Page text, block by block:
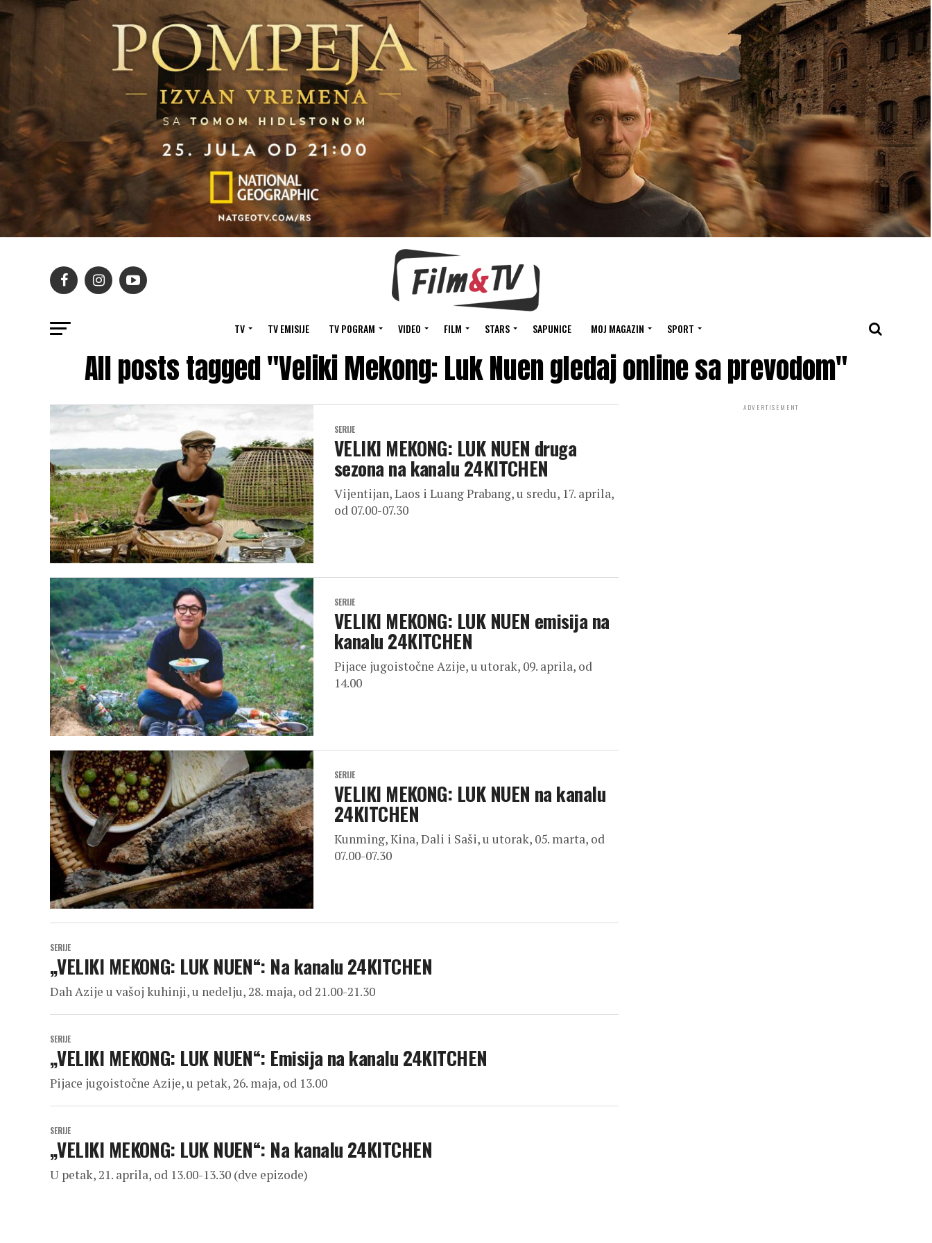
TV TV EMISIJE TV POGRAM VIDEO FILM STARS SAPUNICE MOJ MAGAZIN SPORT
All posts tagged "Veliki Mekong: Luk Nuen gledaj online sa prevodom"
SERIJE
VELIKI MEKONG: LUK NUEN druga
sezona na kanalu 24KITCHEN
Vijentijan, Laos i Luang Prabang, u sredu, 17. aprila,
od 07.00-07.30
SERIJE
VELIKI MEKONG: LUK NUEN emisija na
kanalu 24KITCHEN
Pijace jugoistočne Azije, u utorak, 09. aprila, od
14.00
SERIJE
VELIKI MEKONG: LUK NUEN na kanalu
24KITCHEN
Kunming, Kina, Dali i Saši, u utorak, 05. marta, od
07.00-07.30
SERIJE
„VELIKI MEKONG: LUK NUEN“: Na kanalu 24KITCHEN
Dah Azije u vašoj kuhinji, u nedelju, 28. maja, od 21.00-21.30
SERIJE
„VELIKI MEKONG: LUK NUEN“: Emisija na kanalu 24KITCHEN
Pijace jugoistočne Azije, u petak, 26. maja, od 13.00
SERIJE
„VELIKI MEKONG: LUK NUEN“: Na kanalu 24KITCHEN
U petak, 21. aprila, od 13.00-13.30 (dve epizode)
ADVERTISEMENT